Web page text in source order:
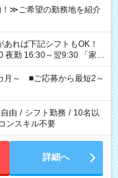
≫ご希望の勤務地を紹介
16:30～翌9:30 「家族
夕飯の準備がしたい」
ご希望を教えてください
計で週40時間を超える場
月～ ■ご応募から最短2～
由 / シフト勤務 / 10名以
ンスキル不要
詳細へ